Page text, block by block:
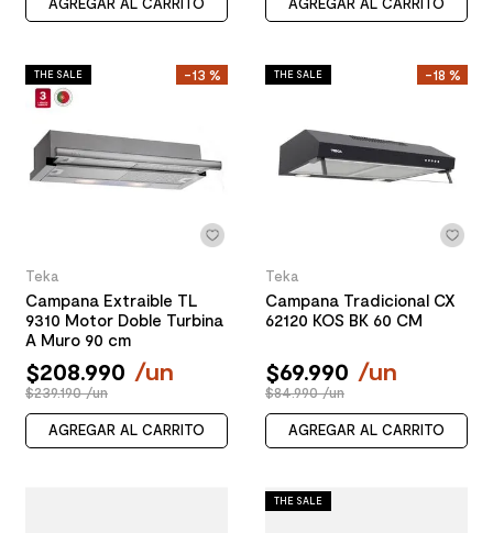
-13 %
THE SALE
Teka
Campana Extraible TL
9310 Motor Doble Turbina
A Muro 90 cm
$208.990 /un
$239.190 /un
AGREGAR AL CARRITO
-18 %
THE SALE
Teka
Campana Tradicional CX
62120 KOS BK 60 CM
$69.990 /un
$84.990 /un
AGREGAR AL CARRITO
THE SALE